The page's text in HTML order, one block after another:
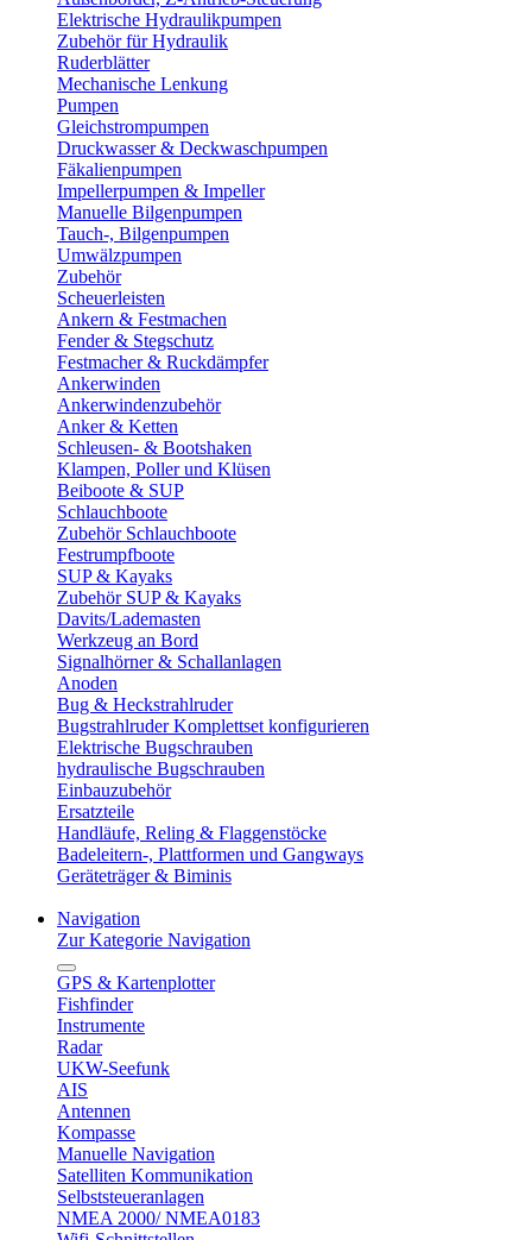
Elektrische Hydraulikpumpen
Zubehör für Hydraulik
Ruderblätter
Mechanische Lenkung
Pumpen
Gleichstrompumpen
Druckwasser & Deckwaschpumpen
Fäkalienpumpen
Impellerpumpen & Impeller
Manuelle Bilgenpumpen
Tauch-, Bilgenpumpen
Umwälzpumpen
Zubehör
Scheuerleisten
Ankern & Festmachen
Fender & Stegschutz
Festmacher & Ruckdämpfer
Ankerwinden
Ankerwindenzubehör
Anker & Ketten
Schleusen- & Bootshaken
Klampen, Poller und Klüsen
Beiboote & SUP
Schlauchboote
Zubehör Schlauchboote
Festrumpfboote
SUP & Kayaks
Zubehör SUP & Kayaks
Davits/Lademasten
Werkzeug an Bord
Signalhörner & Schallanlagen
Anoden
Bug & Heckstrahlruder
Bugstrahlruder Komplettset konfigurieren
Elektrische Bugschrauben
hydraulische Bugschrauben
Einbauzubehör
Ersatzteile
Handläufe, Reling & Flaggenstöcke
Badeleitern-, Plattformen und Gangways
Geräteträger & Biminis
Navigation
Zur Kategorie Navigation
GPS & Kartenplotter
Fishfinder
Instrumente
Radar
UKW-Seefunk
AIS
Antennen
Kompasse
Manuelle Navigation
Satelliten Kommunikation
Selbststeueranlagen
NMEA 2000/ NMEA0183